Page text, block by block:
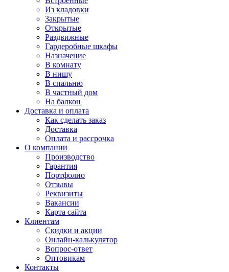
Из кладовки
Закрытые
Открытые
Раздвижные
Гардеробные шкафы
Назначение
В комнату
В нишу
В спальню
В частный дом
На балкон
Доставка и оплата
Как сделать заказ
Доставка
Оплата и рассрочка
О компании
Производство
Гарантия
Портфолио
Отзывы
Реквизиты
Вакансии
Карта сайта
Клиентам
Скидки и акции
Онлайн-калькулятор
Вопрос-ответ
Оптовикам
Контакты